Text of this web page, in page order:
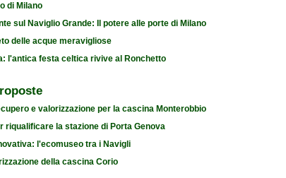
di Milano
sul Naviglio Grande: Il potere alle porte di Milano
delle acque meravigliose
l'antica festa celtica rivive al Ronchetto
e valorizzazione per la cascina Monterobbio
riqualificare la stazione di Porta Genova
l'ecomuseo tra i Navigli
della cascina Corio